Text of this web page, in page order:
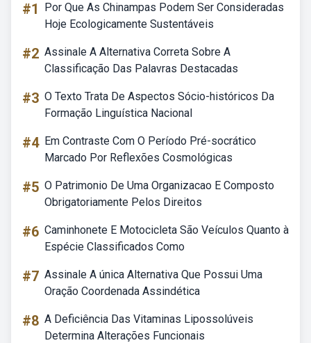
#1
Por Que As Chinampas Podem Ser Consideradas
Hoje Ecologicamente Sustentáveis
#2 Assinale A Alternativa Correta Sobre A
Classificação Das Palavras Destacadas
#3 O Texto Trata De Aspectos Sócio-históricos Da
Formação Linguística Nacional
#4 Em Contraste Com O Período Pré-socrático
Marcado Por Reflexões Cosmológicas
#5 O Patrimonio De Uma Organizacao E Composto
Obrigatoriamente Pelos Direitos
#6 Caminhonete E Motocicleta São Veículos Quanto à
Espécie Classificados Como
#7 Assinale A única Alternativa Que Possui Uma
Oração Coordenada Assindética
#8 A Deficiência Das Vitaminas Lipossolúveis
Determina Alterações Funcionais